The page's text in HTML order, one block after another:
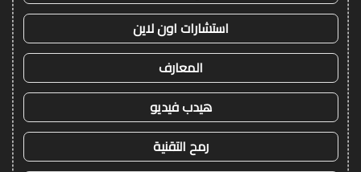
استشارات اون لاين
المعارف
هيدب فيديو
رمح التقنية